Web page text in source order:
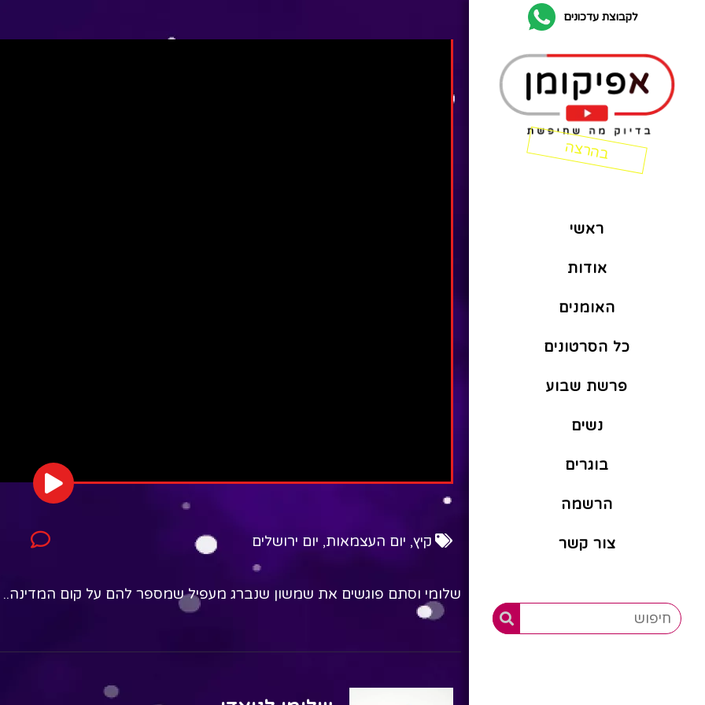
ראשי
אודות
האומנים
כל הסרטונים
פרשת שבוע
נשים
בוגרים
הרשמה
צור קשר
לקבוצת עדכונים
קיץ, יום העצמאות, יום ירושלים
שלומי וסתם פוגשים את שמשון שנברג מעפיל שמספר להם על קום המדינה..